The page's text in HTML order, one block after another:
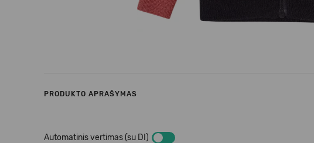
PRODUKTO APRAŠYMAS
Automatinis vertimas (su DI)